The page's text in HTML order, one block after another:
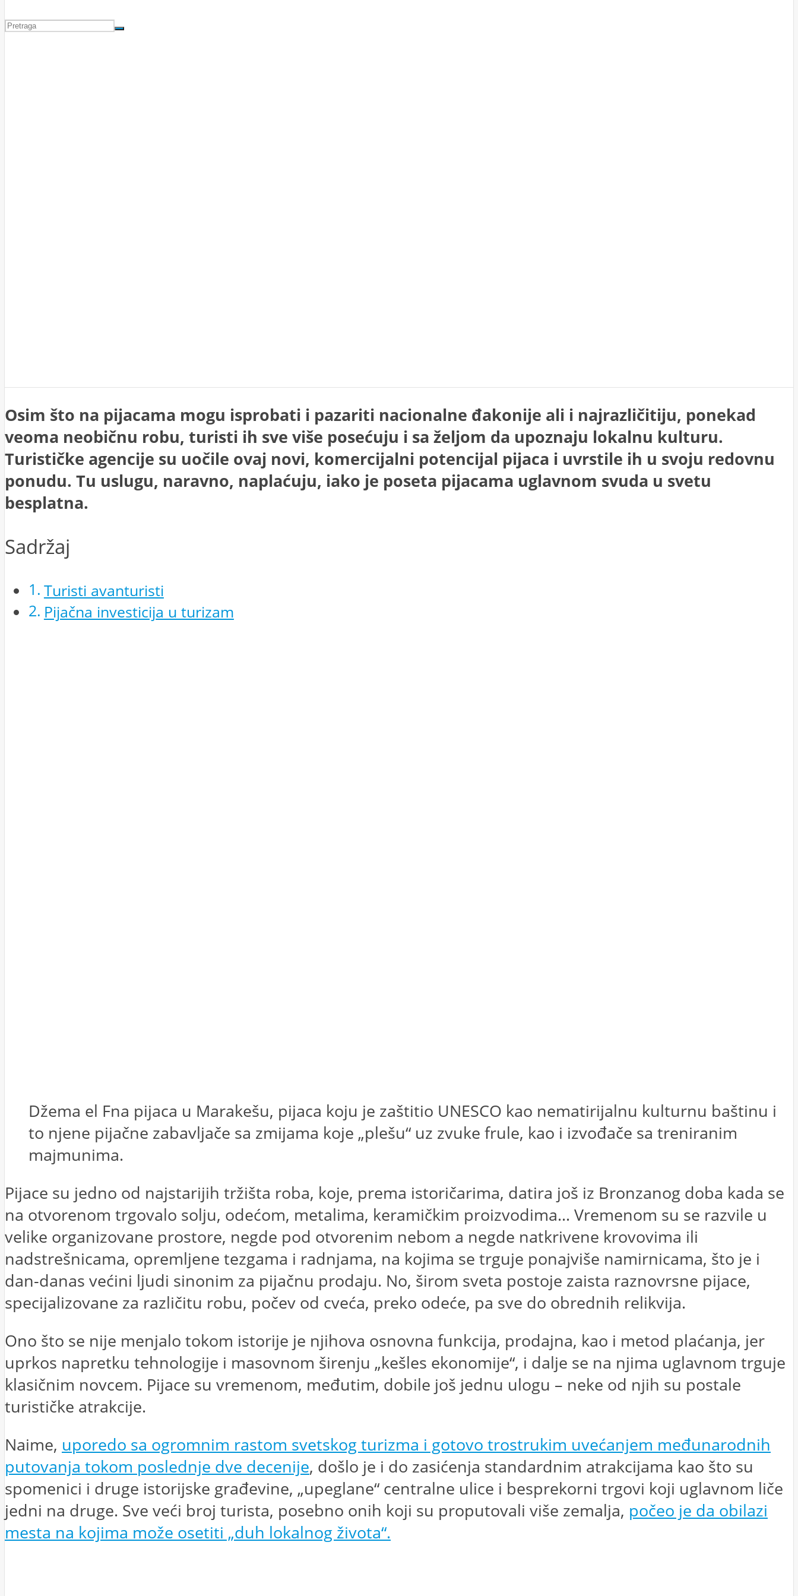
Osim što na pijacama mogu isprobati i pazariti nacionalne đakonije ali i najrazličitiju, ponekad
veoma neobičnu robu, turisti ih sve više posećuju i sa željom da upoznaju lokalnu kulturu.
Turističke agencije su uočile ovaj novi, komercijalni potencijal pijaca i uvrstile ih u svoju redovnu
ponudu. Tu uslugu, naravno, naplaćuju, iako je poseta pijacama uglavnom svuda u svetu
besplatna.
Sadržaj
Turisti avanturisti
Pijačna investicija u turizam
Džema el Fna pijaca u Marakešu, pijaca koju je zaštitio UNESCO kao nematirijalnu kulturnu baštinu i
to njene pijačne zabavljače sa zmijama koje „plešu“ uz zvuke frule, kao i izvođače sa treniranim
majmunima.
Pijace su jedno od najstarijih tržišta roba, koje, prema istoričarima, datira još iz Bronzanog doba kada se
na otvorenom trgovalo solju, odećom, metalima, keramičkim proizvodima… Vremenom su se razvile u
velike organizovane prostore, negde pod otvorenim nebom a negde natkrivene krovovima ili
nadstrešnicama, opremljene tezgama i radnjama, na kojima se trguje ponajviše namirnicama, što je i
dan-danas većini ljudi sinonim za pijačnu prodaju. No, širom sveta postoje zaista raznovrsne pijace,
specijalizovane za različitu robu, počev od cveća, preko odeće, pa sve do obrednih relikvija.
Ono što se nije menjalo tokom istorije je njihova osnovna funkcija, prodajna, kao i metod plaćanja, jer
uprkos napretku tehnologije i masovnom širenju „kešles ekonomije“, i dalje se na njima uglavnom trguje
klasičnim novcem. Pijace su vremenom, međutim, dobile još jednu ulogu – neke od njih su postale
turističke atrakcije.
Naime, uporedo sa ogromnim rastom svetskog turizma i gotovo trostrukim uvećanjem međunarodnih
putovanja tokom poslednje dve decenije, došlo je i do zasićenja standardnim atrakcijama kao što su
spomenici i druge istorijske građevine, „upeglane“ centralne ulice i besprekorni trgovi koji uglavnom liče
jedni na druge. Sve veći broj turista, posebno onih koji su proputovali više zemalja, počeo je da obilazi
mesta na kojima može osetiti „duh lokalnog života“.